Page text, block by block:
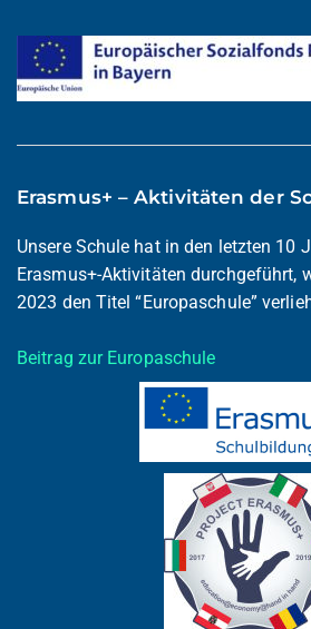
Erasmus+ – Aktivitäten der
Unsere Schule hat in den letzten 10
Erasmus+-Aktivitäten durchgeführt,
2023 den Titel “Europaschule”
Beitrag zur Europaschule